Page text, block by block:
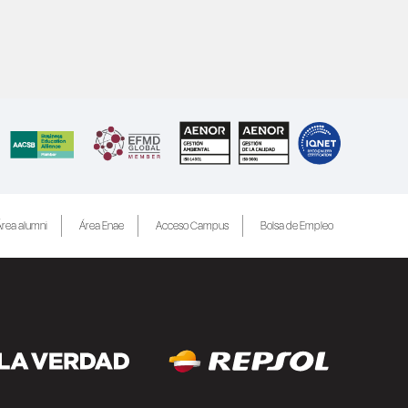
alumni Área Enae Acceso Campus Bolsa de Empleo